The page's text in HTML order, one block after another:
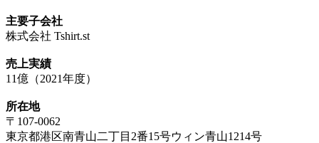
主要子会社
株式会社 Tshirt.st
売上実績
11億（2021年度）
所在地
〒107-0062
東京都港区南青山二丁目2番15号ウィン青山1214号